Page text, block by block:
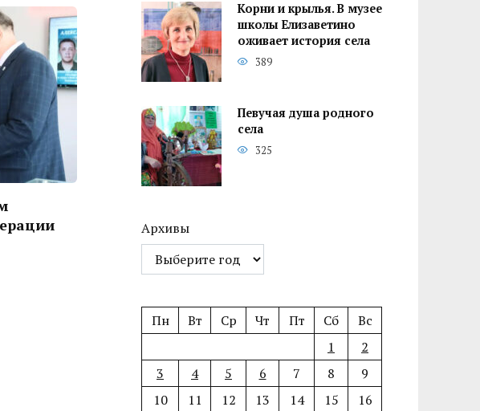
Корни и крылья. В музее
школы Елизаветино
оживает история села
389
Певучая душа родного
села
325
Архивы
Пн Вт Ср Чт Пт Сб
Вс
1
2
3
4 5 6 7 8
9
10
11 12 13 14 15
16